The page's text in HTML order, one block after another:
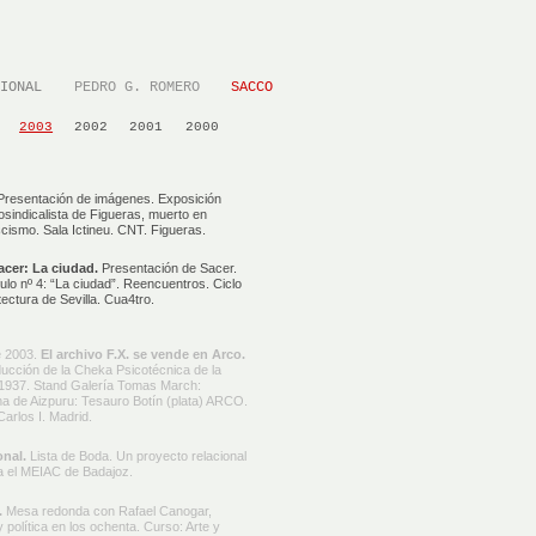
PEDRO G. ROMERO SACCO
2003 2002 2001 2000
de imágenes. Exposición
de Figueras, muerto en
Sala Ictineu. CNT. Figueras.
La ciudad. Presentación de Sacer.
nº 4: “La ciudad”. Reencuentros. Ciclo
de Sevilla. Cua4tro.
El archivo F.X. se vende en Arco.
de la Cheka Psicotécnica de la
Stand Galería Tomas March:
de Aizpuru: Tesauro Botín (plata) ARCO.
I. Madrid.
Lista de Boda. Un proyecto relacional
MEIAC de Badajoz.
Mesa redonda con Rafael Canogar,
política en los ochenta. Curso: Arte y